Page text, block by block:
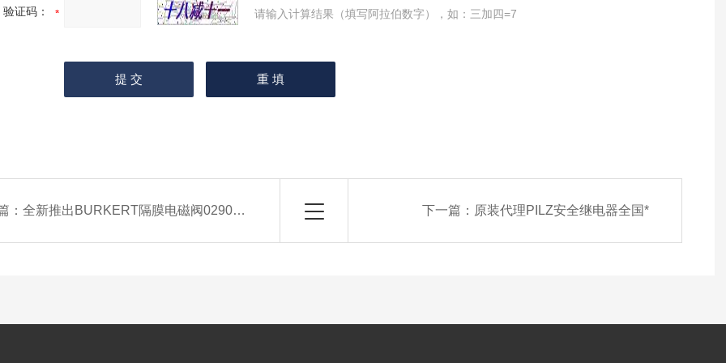
验证码： 请输入计算结果（填写阿拉伯数字），如：三加四=7
：全新推出BURKERT隔膜电磁阀0290系列 下一篇： 原装代理PILZ安全继电器全国*